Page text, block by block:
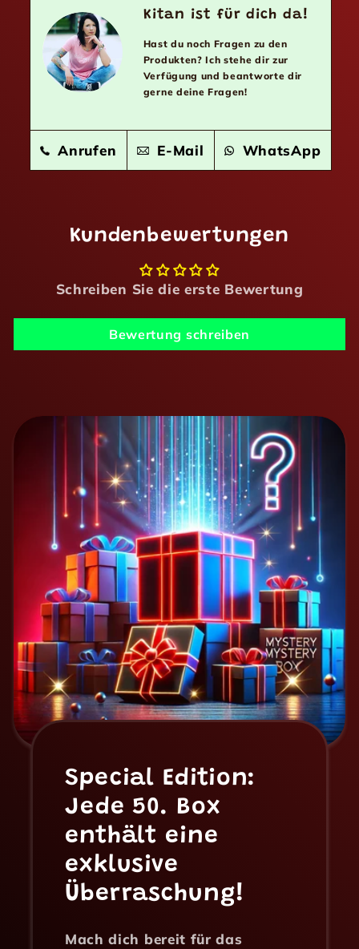
Kitan ist für dich da!
Hast du noch Fragen zu den
Produkten? Ich stehe dir zur
Verfügung und beantworte dir
gerne deine Fragen!
Anrufen E-Mail WhatsApp
Kundenbewertungen
Schreiben Sie die erste Bewertung
Bewertung schreiben
Special Edition:
Jede 50. Box
enthält eine
exklusive
Überraschung!
Mach dich bereit für das